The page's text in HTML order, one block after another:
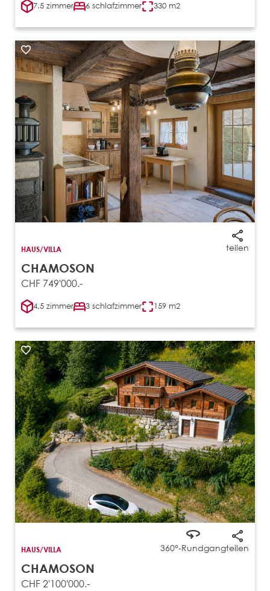
7.5 zimmer 6 schlafzimmer 330 m2
teilen
HAUS/VILLA
CHAMOSON
CHF 749'000.-
4.5 zimmer 3 schlafzimmer 159 m2
360°-Rundgangteilen
HAUS/VILLA
CHAMOSON
CHF 2'100'000.-